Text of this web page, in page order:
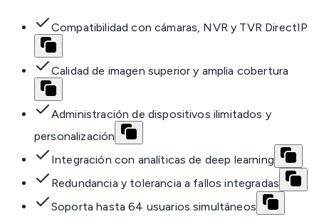
Compatibilidad con cámaras, NVR y TVR DirectIP
Calidad de imagen superior y amplia cobertura
Administración de dispositivos ilimitados y
personalización
Integración con analíticas de deep learning
Redundancia y tolerancia a fallos integradas
Soporta hasta 64 usuarios simultáneos